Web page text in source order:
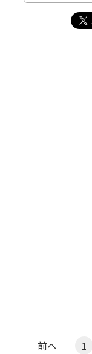
前へ 1